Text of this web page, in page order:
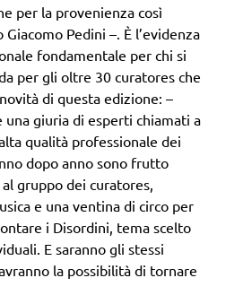
per la provenienza così
Pedini –. È l’evidenza
fondamentale per chi si
per gli oltre 30 curatores che
di questa edizione: –
una giuria di esperti chiamati a
qualità professionale dei
dopo anno sono frutto
gruppo dei curatores,
e una ventina di circo per
i Disordini, tema scelto
E saranno gli stessi
la possibilità di tornare